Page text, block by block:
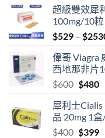
超級雙效犀
100mg/10
$529 – $
偉哥 Viagra
西地那非片
$600 Original
was:
$600.
$480
犀利士
品 20mg 1
$400 Original
$399